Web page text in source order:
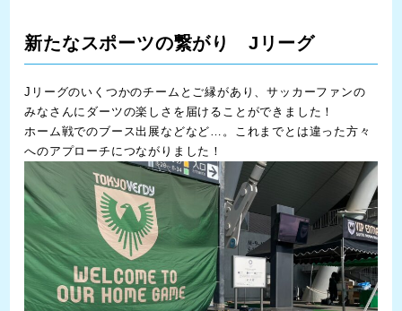
新たなスポーツの繋がり Jリーグ
Jリーグのいくつかのチームとご縁があり、サッカーファンの
みなさんにダーツの楽しさを届けることができました！
ホーム戦でのブース出展などなど…。これまでとは違った方々
へのアプローチにつながりました！